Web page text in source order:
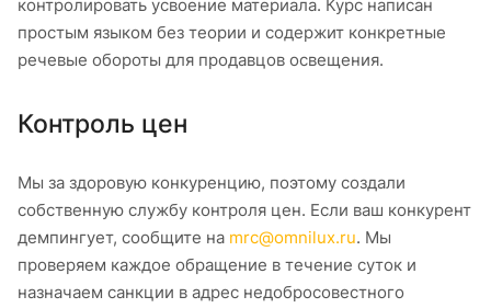
контролировать усвоение материала. Курс написан
простым языком без теории и содержит конкретные
речевые обороты для продавцов освещения.
Контроль цен
Мы за здоровую конкуренцию, поэтому создали
собственную службу контроля цен. Если ваш конкурент
демпингует, сообщите на mrc@omnilux.ru. Мы
проверяем каждое обращение в течение суток и
назначаем санкции в адрес недобросовестного